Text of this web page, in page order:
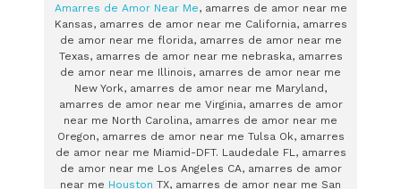
Amarres de Amor Near Me, amarres de amor near me
Kansas, amarres de amor near me California, amarres
de amor near me florida, amarres de amor near me
Texas, amarres de amor near me nebraska, amarres
de amor near me Illinois, amarres de amor near me
New York, amarres de amor near me Maryland,
amarres de amor near me Virginia, amarres de amor
near me North Carolina, amarres de amor near me
Oregon, amarres de amor near me Tulsa Ok, amarres
de amor near me Miamid-DFT. Laudedale FL, amarres
de amor near me Los Angeles CA, amarres de amor
near me Houston TX, amarres de amor near me San